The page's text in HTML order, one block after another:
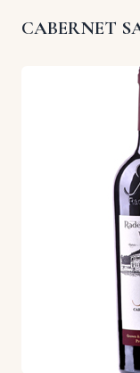
CABERNET